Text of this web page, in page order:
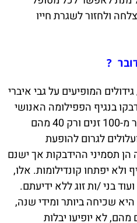
ולחזור לשגרת חייו
?
המופיעים על גבי איברי
בנגיף הפפילומה האנושי
(HPV). לנגיפי הפפילומה יותר מ-100 זנים ורק 40 מהם
לגרום להופעת
הן תסמיני ההידבקות אך ישנם
ולא יפתחו קונדילומות. אלו,
בני /ות זוג ללא ידיעתם.
שכיחה ביותר ומידי שנה,
מהם, לא יופיעו יבלות